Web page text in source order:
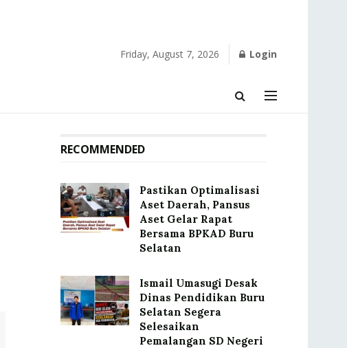
Friday, August 7, 2026 Login
RECOMMENDED
Pastikan Optimalisasi
Aset Daerah, Pansus
Aset Gelar Rapat
Bersama BPKAD Buru
Selatan
Ismail Umasugi Desak
Dinas Pendidikan Buru
Selatan Segera
Selesaikan
Pemalangan SD Negeri